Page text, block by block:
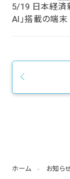
5/19 日本経済
AI」搭載の端
ホーム お知ら